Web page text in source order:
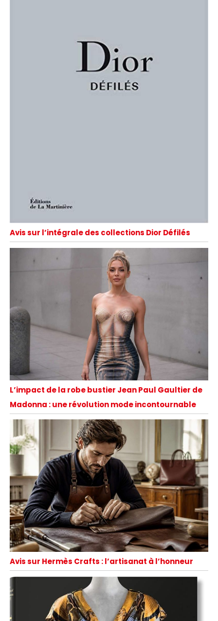
Avis sur l’intégrale des collections Dior Défilés
L’impact de la robe bustier Jean Paul Gaultier de
Madonna : une révolution mode incontournable
Avis sur Hermès Crafts : l’artisanat à l’honneur